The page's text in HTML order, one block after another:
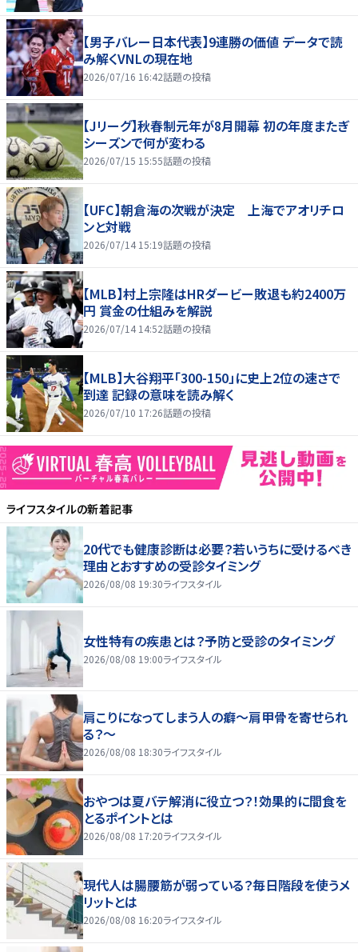
【男子バレー日本代表】9連勝の価値 データで読
み解くVNLの現在地
2026/07/16 16:42話題の投稿
【Jリーグ】秋春制元年が8月開幕 初の年度またぎ
シーズンで何が変わる
2026/07/15 15:55話題の投稿
【UFC】朝倉海の次戦が決定 上海でアオリチロ
ンと対戦
2026/07/14 15:19話題の投稿
【MLB】村上宗隆はHRダービー敗退も約2400万
円 賞金の仕組みを解説
2026/07/14 14:52話題の投稿
【MLB】大谷翔平「300-150」に史上2位の速さで
到達 記録の意味を読み解く
2026/07/10 17:26話題の投稿
ライフスタイルの新着記事
20代でも健康診断は必要？若いうちに受けるべき
理由とおすすめの受診タイミング
2026/08/08 19:30ライフスタイル
女性特有の疾患とは？予防と受診のタイミング
2026/08/08 19:00ライフスタイル
肩こりになってしまう人の癖～肩甲骨を寄せられ
る？～
2026/08/08 18:30ライフスタイル
おやつは夏バテ解消に役立つ？！効果的に間食を
とるポイントとは
2026/08/08 17:20ライフスタイル
現代人は腸腰筋が弱っている？毎日階段を使うメ
リットとは
2026/08/08 16:20ライフスタイル